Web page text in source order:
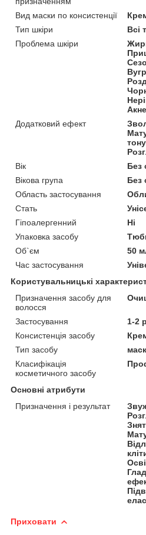
Вид маски по консистенції
Тип шкіри
Всі
Проблема шкіри
Акне
Додатковий ефект
Вік
Без
Вікова група
Без
Область застосування
Стать
Гіпоалергенний
Ні
Упаковка засобу
Об`єм
50
Час застосування
Користувальницькі
Призначення засобу для
волосся
Застосування
1-2
Консистенція засобу
Тип засобу
Класифікація
косметичного засобу
Основні атрибути
Призначення і результат
Приховати